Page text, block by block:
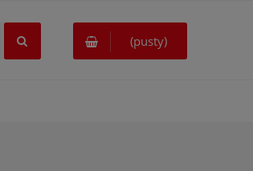
(pusty)